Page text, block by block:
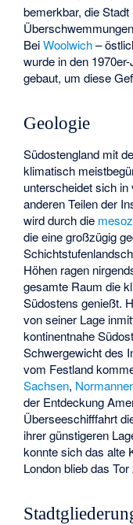
bemerkbar, die
BeiWoolwich–
wurde in den
gebaut, um diese
Geologie
Südostengland mit
klimatisch
unterscheidet sich
anderen Teilen der
wird durch die
die eine großzügig
Höhen ragen
gesamte Raum die
Südostens genießt.
von seiner Lage
kontinentnahe
Schwergewicht des
vom Festland
Sachsen,
der Entdeckung
Überseeschifffahrt
ihrer günstigeren
konnte sich das alte
London blieb das